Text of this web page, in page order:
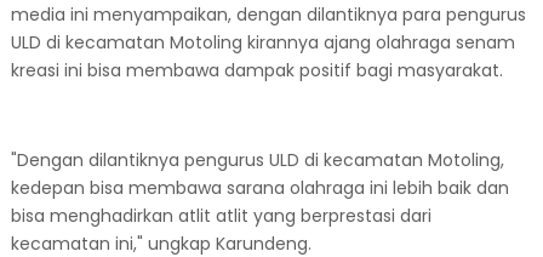
media ini menyampaikan, dengan dilantiknya para pengurus
ULD di kecamatan Motoling kirannya ajang olahraga senam
kreasi ini bisa membawa dampak positif bagi masyarakat.
"Dengan dilantiknya pengurus ULD di kecamatan Motoling,
kedepan bisa membawa sarana olahraga ini lebih baik dan
bisa menghadirkan atlit atlit yang berprestasi dari
kecamatan ini," ungkap Karundeng.